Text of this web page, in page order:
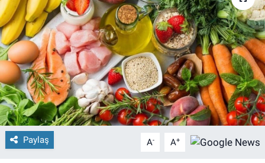
Paylaş A- A+